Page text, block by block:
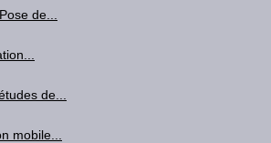
de...
de...
mobile...